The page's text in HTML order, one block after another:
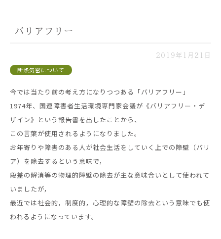
バリアフリー
2019年1月21日
断熱気密について
今では当たり前の考え方になりつつある「バリアフリー」
1974年、国連障害者生活環境専門家会議が《バリアフリー・デ
ザイン》という報告書を出したことから、
この言葉が使用されるようになりました。
お年寄りや障害のある人が社会生活をしていく上での障壁（バリ
ア）を除去するという意味で，
段差の解消等の物理的障壁の除去が主な意味合いとして使われて
いましたが，
最近では社会的，制度的，心理的な障壁の除去という意味でも使
われるようになっています。